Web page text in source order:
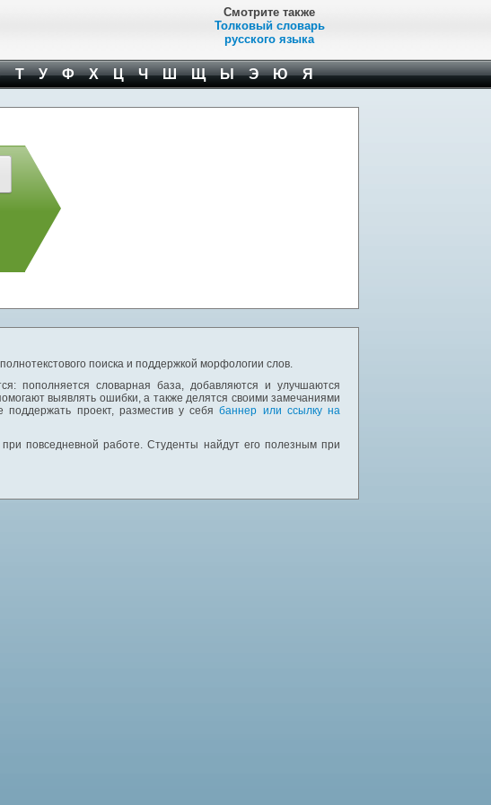
Смотрите также
Толковый словарь
русского языка
Т У Ф Х Ц Ч Ш Щ Ы Э Ю Я
поиска и поддержкой морфологии слов.
пополняется словарная база, добавляются и улучшаются
выявлять ошибки, а также делятся своими замечаниями
проект, разместив у себябаннер или ссылку на
повседневной работе. Студенты найдут его полезным при